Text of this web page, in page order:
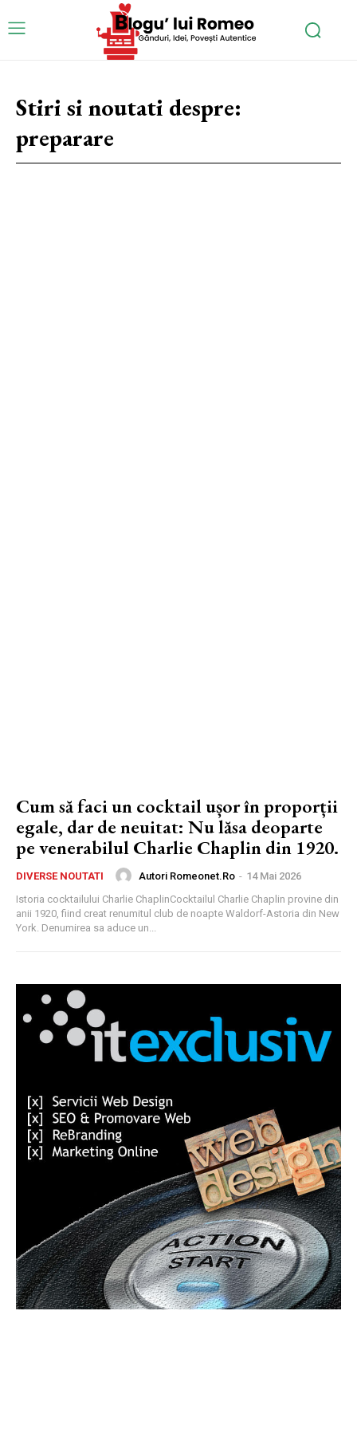
Stiri si noutati despre:
preparare
Cum să faci un cocktail ușor în proporții
egale, dar de neuitat: Nu lăsa deoparte
pe venerabilul Charlie Chaplin din 1920.
DIVERSE NOUTATI Autori Romeonet.ro - 14 Mai 2026
Istoria cocktailului Charlie ChaplinCocktailul Charlie Chaplin provine din
anii 1920, fiind creat renumitul club de noapte Waldorf-Astoria din New
York. Denumirea sa aduce un...